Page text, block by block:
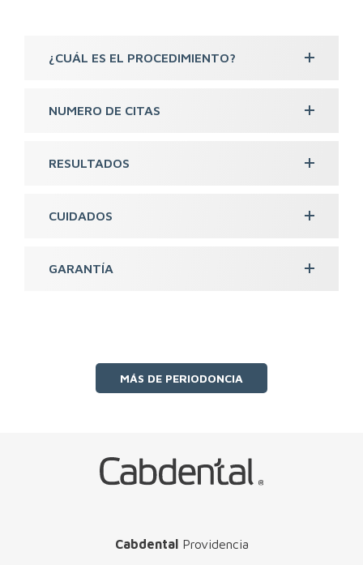
¿CUÁL ES EL PROCEDIMIENTO?
NUMERO DE CITAS
RESULTADOS
CUIDADOS
GARANTÍA
MÁS DE PERIODONCIA
CabdentalProvidencia